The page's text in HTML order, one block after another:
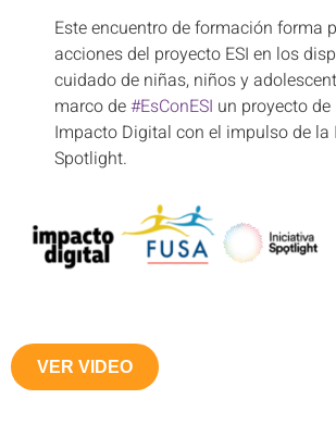
Este encuentro de formación forma
acciones del proyecto ESI en los
cuidado de niñas, niños y
marco de#EsConESI un proyecto de
Impacto Digital con el impulso de la
Spotlight.
VER VIDEO